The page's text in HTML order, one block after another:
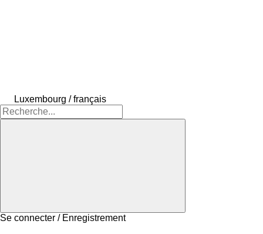
Luxembourg / français
Se connecter / Enregistrement